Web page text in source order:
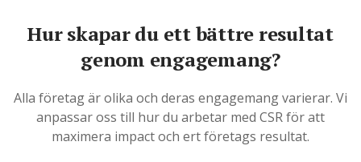
Hur skapar du ett bättre resultat
genom engagemang?
Alla företag är olika och deras engagemang varierar. Vi
anpassar oss till hur du arbetar med CSR för att
maximera impact och ert företags resultat.